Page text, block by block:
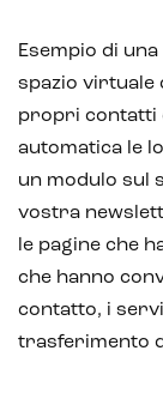
Blockchain
Intelligenza
Chatbot e
Realtà
Realtà Virtuale
Esempio di una
spazio virtuale
propri contatti
automatica le
un modulo sul
vostra
le pagine che
che hanno
contatto, i
trasferimento